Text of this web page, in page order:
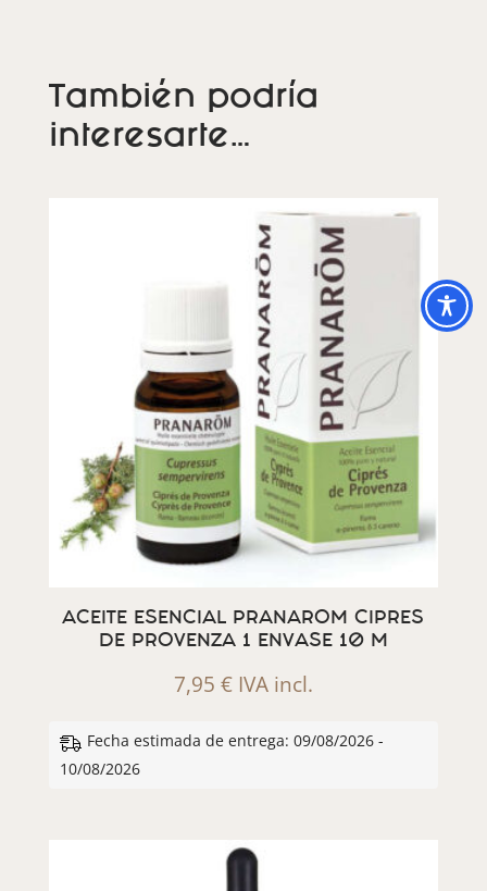
También podría
interesarte…
ACEITE ESENCIAL PRANAROM CIPRES
DE PROVENZA 1 ENVASE 10 M
7,95 € IVA incl.
Fecha estimada de entrega: 09/08/2026 -
10/08/2026